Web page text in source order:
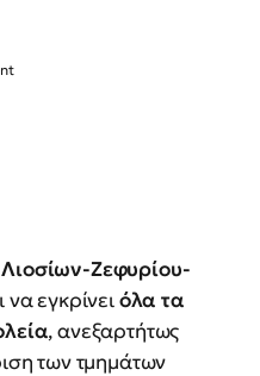
Ζεφυρίου-
εγκρίνειόλα τα
, ανεξαρτήτως
των τμημάτων